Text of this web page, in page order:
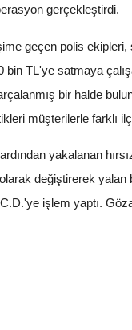
gerçekleştirdi.
geçen polis
TL'ye satmaya
bir halde
müşterilerle farklı
yakalanan
değiştirerek
işlem yaptı.